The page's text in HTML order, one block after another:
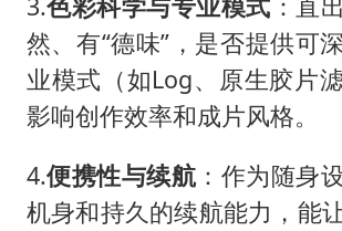
然、有“德味”，是否提供可
业模式（如Log、原生胶片
影响创作效率和成片风格。
4.便携性与续航：作为随身
机身和持久的续航能力，能